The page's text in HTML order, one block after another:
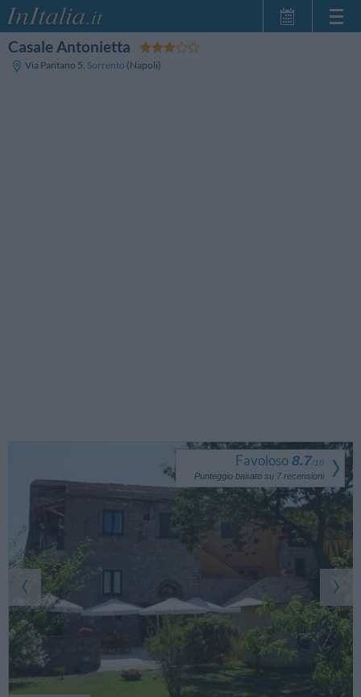
Casale Antonietta
Via Pantano 5, Sorrento (Napoli)
Favoloso 8.7/10
Punteggio basato su 7 recensioni